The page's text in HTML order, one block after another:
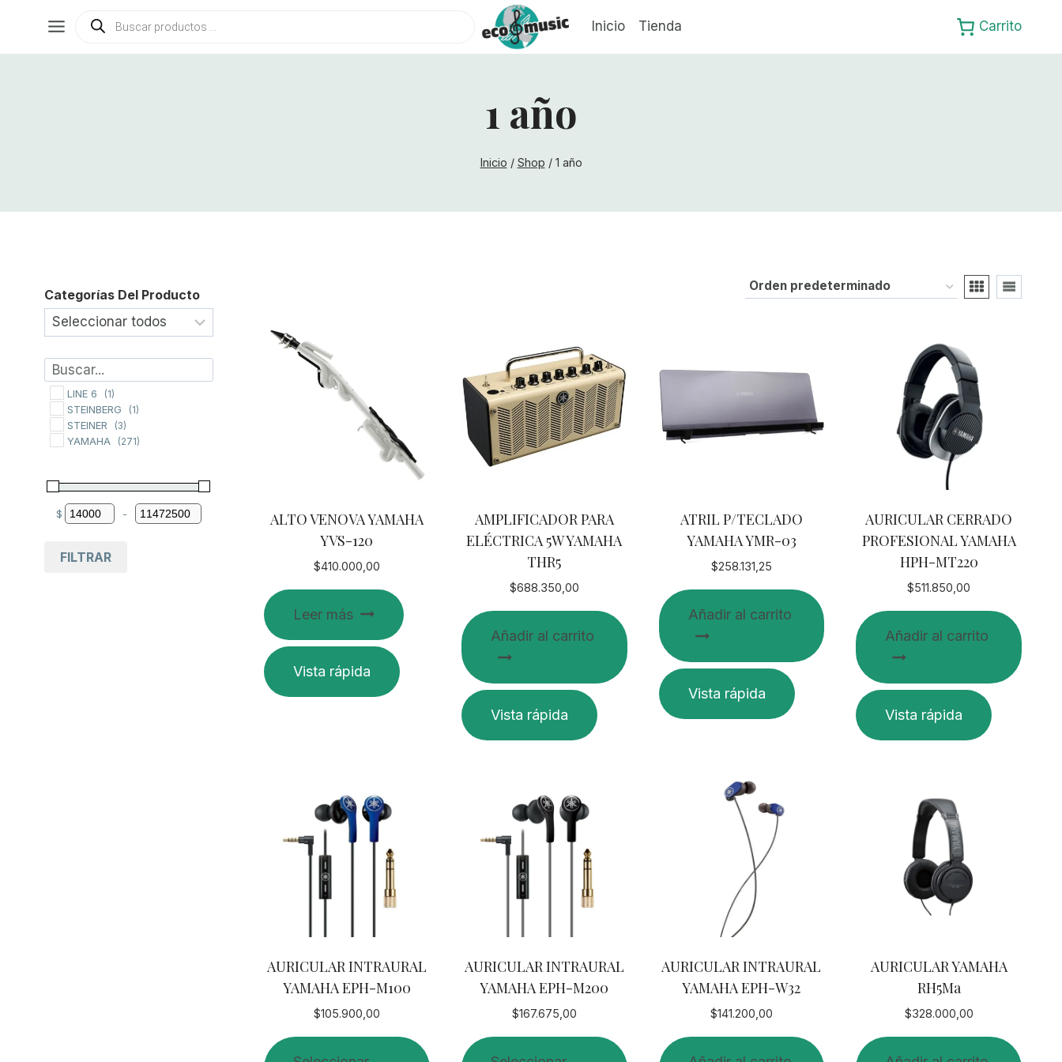
contenido
Búsqueda
Inicio Tienda Carrito
1 año
Inicio / Shop / 1 año
ALTO VENOVA YAMAHA
YVS-120
$410.000,00
Leer más
Vista rápida
AMPLIFICADOR PARA
ELÉCTRICA 5W YAMAHA
THR5
$688.350,00
Añadir al carrito
Vista rápida
ATRIL P/TECLADO
YAMAHA YMR-03
$258.131,25
Añadir al carrito
Vista rápida
AURICULAR CERRADO
PROFESIONAL YAMAHA
HPH-MT220
$511.850,00
Añadir al carrito
Vista rápida
AURICULAR INTRAURAL
YAMAHA EPH-M100
$105.900,00
AURICULAR INTRAURAL
YAMAHA EPH-M200
$167.675,00
AURICULAR INTRAURAL
YAMAHA EPH-W32
$141.200,00
AURICULAR YAMAHA
RH5Ma
$328.000,00
Categorías Del Producto
LINE 6 (1)
STEINBERG (1)
STEINER (3)
YAMAHA (271)
$
Minimum Price
-
Maximum Price
FILTRAR